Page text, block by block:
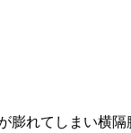
膨れてしまい横